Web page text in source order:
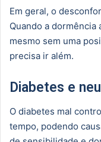
Em geral, o
Quando a dormência
mesmo sem uma
precisa ir além.
Diabetes e
O diabetes mal
tempo, podendo